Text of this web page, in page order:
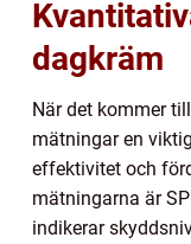
dagkräm
När det kommer
mätningar en
effektivitet och
mätningarna är
indikerar